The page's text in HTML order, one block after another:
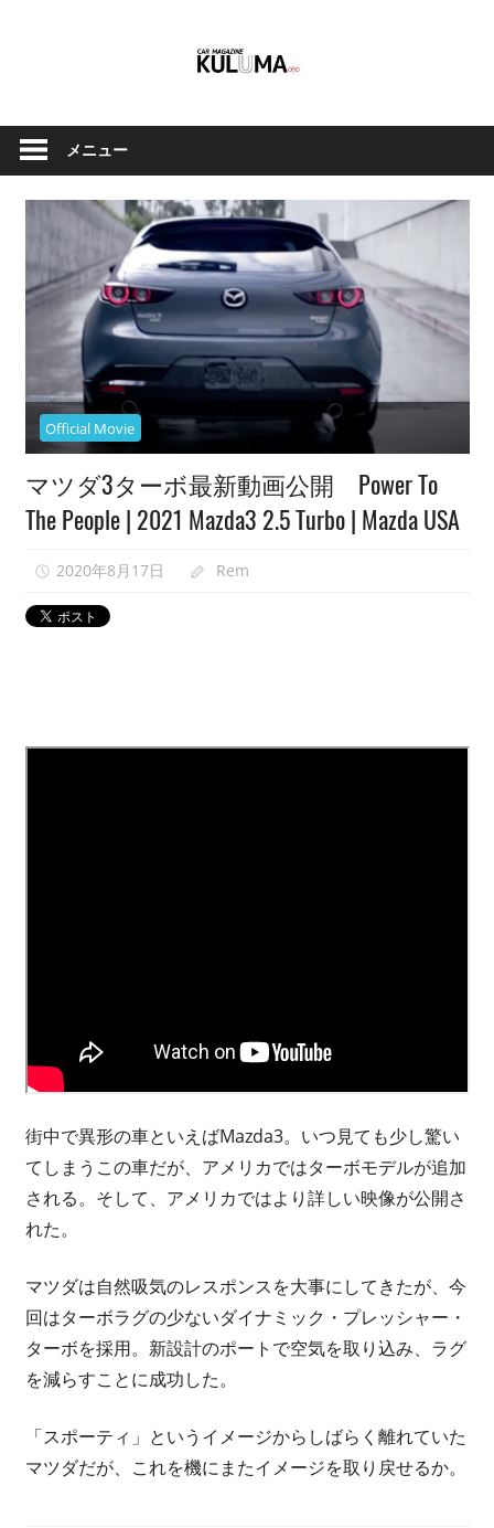
ツ
Car
Magazine
Kuluma.jp
ル
マ
と
ク
の
ィ
シ
ャ
ル
映
紹
介
中。
メニュー
Official Movie
マツダ3ターボ最新動画公開 Power To
The People | 2021 Mazda3 2.5 Turbo | Mazda USA
2020年8月17日 Rem
街中で異形の車といえばMazda3。いつ見ても少し驚い
てしまうこの車だが、アメリカではターボモデルが追加
される。そして、アメリカではより詳しい映像が公開さ
れた。
マツダは自然吸気のレスポンスを大事にしてきたが、今
回はターボラグの少ないダイナミック・プレッシャー・
ターボを採用。新設計のポートで空気を取り込み、ラグ
を減らすことに成功した。
「スポーティ」というイメージからしばらく離れていた
マツダだが、これを機にまたイメージを取り戻せるか。